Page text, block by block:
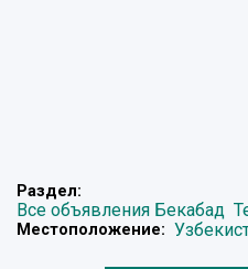
Раздел:
Все объявления Бекабад
Местоположение: